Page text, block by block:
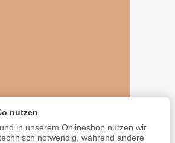
nutzen
in unserem Onlineshop nutzen wir
notwendig, während andere